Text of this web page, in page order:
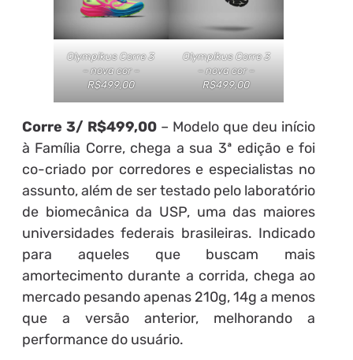
Olympikus Corre 3
– nova cor –
R$499,00
Olympikus Corre 3
– nova cor –
R$499,00
Corre 3/ R$499,00– Modelo que deu início
à Família Corre, chega a sua 3ª edição e foi
co-criado por corredores e especialistas no
assunto, além de ser testado pelo laboratório
de biomecânica da USP, uma das maiores
universidades federais brasileiras. Indicado
para aqueles que buscam mais
amortecimento durante a corrida, chega ao
mercado pesando apenas 210g, 14g a menos
que a versão anterior, melhorando a
performance do usuário.